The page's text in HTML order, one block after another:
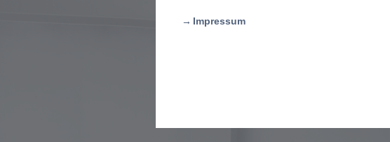
Impressum
Diese Tools sind für bestimmte
für die Online-Reisebuchung, Cookies zur